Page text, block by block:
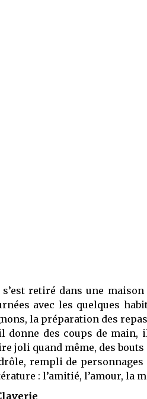
retiré dans une
avec les quelques
la préparation des
donne des coups de
joli quand même, des
rempli de
: l’amitié, l’amour, la